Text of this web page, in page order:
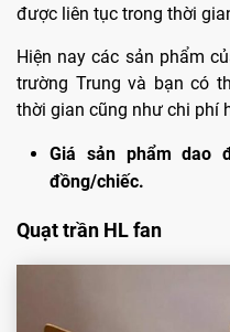
được liên tục trong thời
Hiện nay các sản phẩm
trường Trung và bạn có
thời gian cũng như chi phí
Giá sản phẩm dao
đồng/chiếc.
Quạt trần HL fan